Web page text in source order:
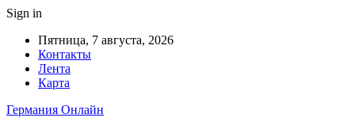
Sign in
Пятница, 7 августа, 2026
Контакты
Лента
Карта
Германия Онлайн